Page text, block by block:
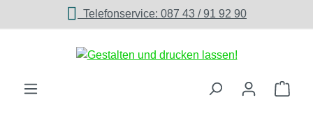
Zum Hauptinhalt springenTelefonservice: 087 43 / 91 92 90